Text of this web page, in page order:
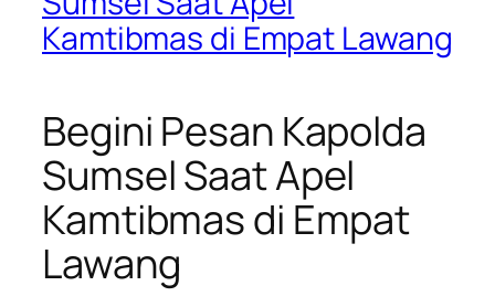
Kamtibmas di Empat Lawang
Begini Pesan Kapolda
Sumsel Saat Apel
Kamtibmas di Empat
Lawang